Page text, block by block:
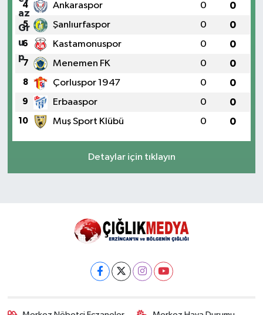
4 Ankaraspor 0 0
5 Şanlıurfaspor 0 0
6 Kastamonuspor 0 0
7 Menemen FK 0 0
8 Çorluspor 1947 0 0
9 Erbaaspor 0 0
10 Muş Sport Klübü 0 0
Detaylar için tıklayın